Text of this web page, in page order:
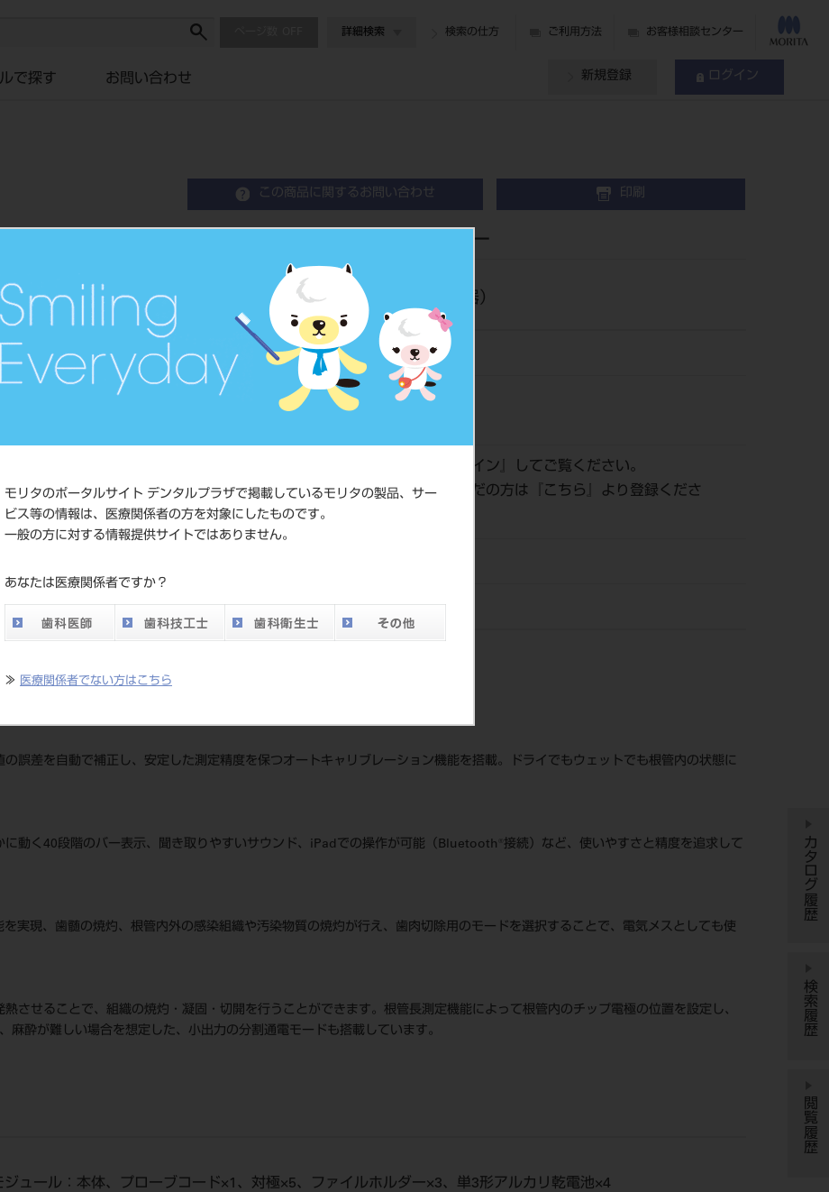
モリタのポータルサイト デンタルプラザで掲載しているモリタの製品、サー
ビス等の情報は、医療関係者の方を対象にしたものです。
一般の方に対する情報提供サイトではありません。
あなたは医療関係者ですか？
≫ 医療関係者でない方はこちら
詳細検索 検索の仕方 ご利用方法 お客様相談センター
で探す お問い合わせ 新規登録 ログイン
この商品に関するお問い合わせ 印刷
ルートZX3 充電用ACアダプター
歯科用根管長測定器（一般的電気手術器）
品目コード 201070638
JAN/EANコー
4548213413317
標準価格
ログイン 』してご覧ください。
ネット会員登録がまだの方は『
こちら
』より登録くださ
メーカー （株）モリタ製作所
誤差を自動で補正し、安定した測定精度を保つオートキャリブレーション機能を搭載。ドライでもウェットでも根管内の状態に
動く40段階のバー表示、聞き取りやすいサウンド、iPadでの操作が可能（Bluetooth®接続）など、使いやすさと精度を追求して
実現、歯髄の焼灼、根管内外の感染組織や汚染物質の焼灼が行え、歯肉切除用のモードを選択することで、電気メスとしても使
させることで、組織の焼灼・凝固・切開を行うことができます。根管長測定機能によって根管内のチップ電極の位置を設定し、
麻酔が難しい場合を想定した、小出力の分割通電モードも搭載しています。
ジュール：本体、プローブコード×1、対極×5、ファイルホルダー×3、単3形アルカリ乾電池×4
カタログ履歴
検索履歴
閲覧履歴